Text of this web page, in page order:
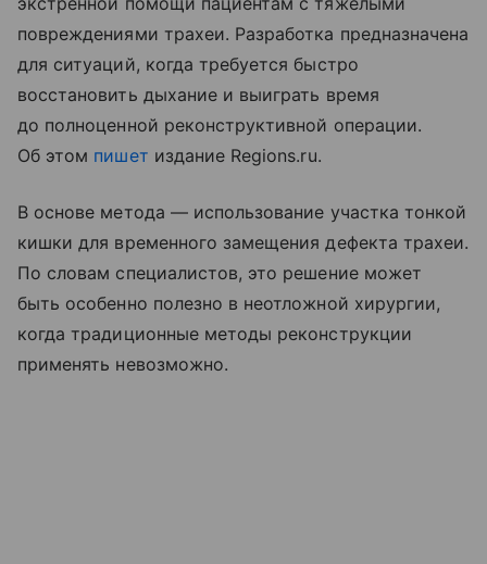
повреждениями трахеи. Разработка предназначена
для ситуаций, когда требуется быстро
восстановить дыхание и выиграть время
до полноценной реконструктивной операции.
Об этом пишет издание Regions.ru.
В основе метода — использование участка тонкой
кишки для временного замещения дефекта трахеи.
По словам специалистов, это решение может
быть особенно полезно в неотложной хирургии,
когда традиционные методы реконструкции
применять невозможно.